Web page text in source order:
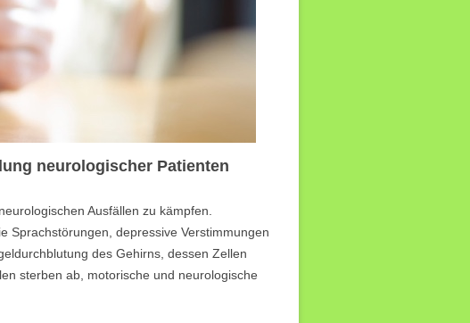
neurologischer Patienten
Ausfällen zu kämpfen.
Sprachstörungen, depressive Verstimmungen
des Gehirns, dessen Zellen
sterben ab, motorische und neurologische